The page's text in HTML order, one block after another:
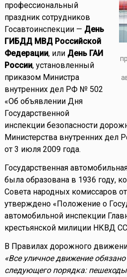
профессиональный
праздник сотрудников
Госавтоинспекции — День
ГИБДД МВД Российской
Федерации, или День ГАИ
России, установленный
приказом Министра
внутренних дел РФ № 502
«Об объявлении Дня
Государственной
инспекции безопасности
Министерства внутренних дел
от 3 июля 2009 года.
Государственная
была образована в 1936 году,
Совета народных кoмиccapoв от
утверждено «Положение o
автомобильной инспекции
крестьянской милиции НКВД
В Правилах дорожного
«Все уличное движение
следующего порядка: